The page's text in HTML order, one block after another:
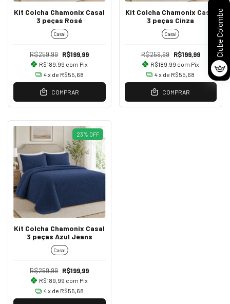
Kit Colcha Chamonix Casal
3 peças Rosé
Casal
R$259,99 R$199,99
R$189,99 com Pix
4x de R$55,68
COMPRAR
Kit Colcha Chamonix Casal
3 peças Cinza
Casal
R$259,99 R$199,99
R$189,99 com Pix
4x de R$55,68
COMPRAR
23% OFF
Kit Colcha Chamonix Casal
3 peças Azul Jeans
Casal
R$259,99 R$199,99
R$189,99 com Pix
4x de R$55,68
Clube Colombo